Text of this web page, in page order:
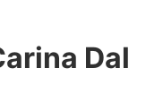
Dal